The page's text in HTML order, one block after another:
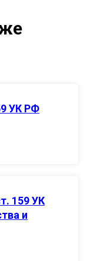
УК РФ
159 УК
и